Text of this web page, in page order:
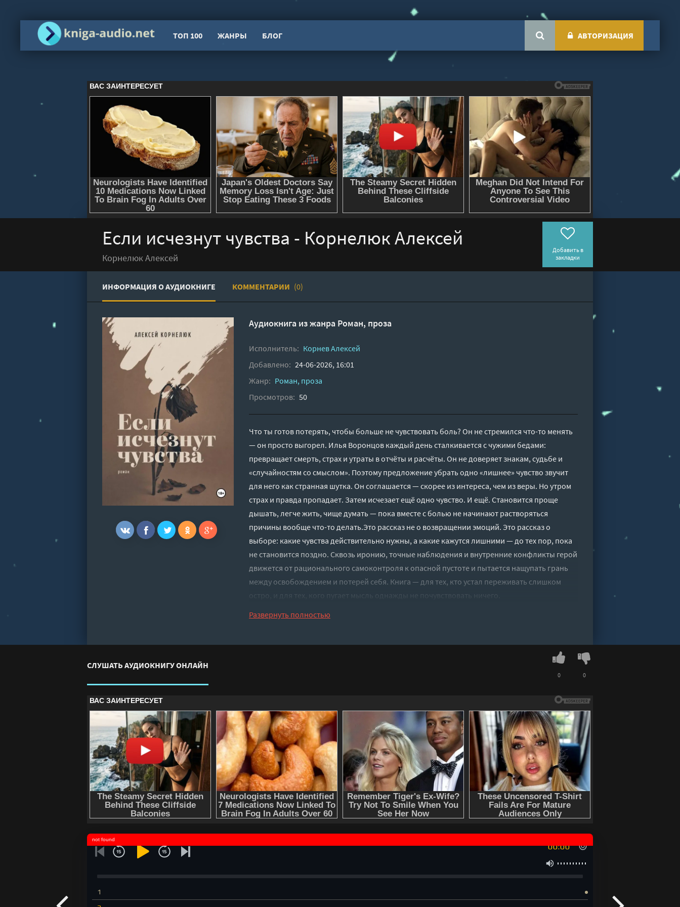
ТОП 100 ЖАНРЫ БЛОГ АВТОРИЗАЦИЯ
Если исчезнут чувства - Корнелюк Алексей
Корнелюк Алексей
Добавить в
закладки
ИНФОРМАЦИЯ О АУДИОКНИГЕ КОММЕНТАРИИ (0)
Аудиокнига из жанра Роман, проза
Исполнитель: Корнев Алексей
Добавлено: 24-06-2026, 16:01
Жанр: Роман, проза
Просмотров: 50
Что ты готов потерять, чтобы больше не чувствовать боль? Он не стремился что-то менять
— он просто выгорел. Илья Воронцов каждый день сталкивается с чужими бедами:
превращает смерть, страх и утраты в отчёты и расчёты. Он не доверяет знакам, судьбе и
«случайностям со смыслом». Поэтому предложение убрать одно «лишнее» чувство звучит
для него как странная шутка. Он соглашается — скорее из интереса, чем из веры. Но утром
страх и правда пропадает. Затем исчезает ещё одно чувство. И ещё. Становится проще
дышать, легче жить, чище думать — пока вместе с болью не начинают растворяться
причины вообще что-то делать.Это рассказ не о возвращении эмоций. Это рассказ о
выборе: какие чувства действительно нужны, а какие кажутся лишними — до тех пор, пока
не становится поздно. Сквозь иронию, точные наблюдения и внутренние конфликты герой
движется от рационального самоконтроля к опасной пустоте и пытается нащупать грань
между освобождением и потерей себя. Книга — для тех, кто устал переживать слишком
остро, и для тех, кого пугает мысль однажды не почувствовать ничего.
регистрации - полная версия
Развернуть полностью
СЛУШАТЬ АУДИОКНИГУ ОНЛАЙН
0 0
00:00
1
not found